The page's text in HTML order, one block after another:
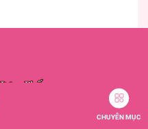
CHUYÊN MỤC